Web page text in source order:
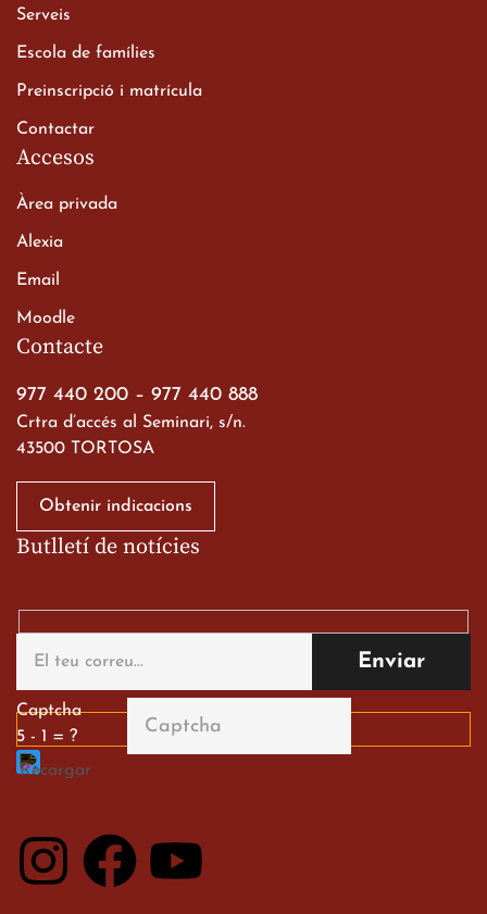
Batxillerat
a les ciutats imperials
alumnes al Tortosa
English Festival
13 de març de 2026
Contacte
977 440 200 – 977 440 888
Crtra d’accés al Seminari, s/n.
43500 TORTOSA
Obtenir indicacions
Serveis
Escola de famílies
Preinscripció i matrícula
Contactar
Accesos
Àrea privada
Alexia
Email
Moodle
Butlletí de notícies
Captcha
5 - 1 = ?